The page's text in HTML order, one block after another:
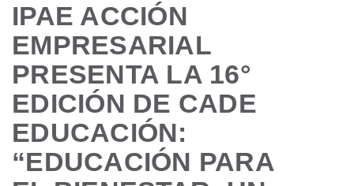
IPAE ACCIÓN
EMPRESARIAL
PRESENTA LA 16°
EDICIÓN DE CADE
EDUCACIÓN:
“EDUCACIÓN PARA